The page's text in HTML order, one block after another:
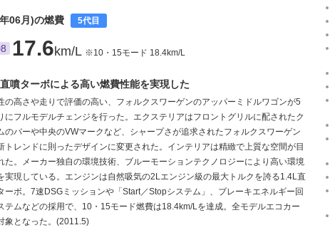
06月)の燃費 5代目
17.6km/L ※10・15モード 18.4km/L
噴ターボによる高い燃費性能を実現した
の高さや走りで評価の高い、フォルクスワーゲンのアッパーミドルワゴンが5
にフルモデルチェンジを行った。エクステリアはフロントグリルに配されたク
のバーや中央のVWマークなど、シャープさが追求されたフォルクスワーゲン
トレンドに則ったデザインに変更された。インテリアは精緻で上質な空間が目
た。メーカー独自の環境技術、ブルーモーションテクノロジーにより高い環境
実現している。エンジンは自然吸気の2Lエンジン級の最大トルクを誇る1.4L直
ーボ。7速DSGミッションや「Start／Stopシステム」、ブレーキエネルギー回
テムなどの採用で、10・15モード燃費は18.4km/Lを達成。全モデルエコカー
象となった。(2011.5)